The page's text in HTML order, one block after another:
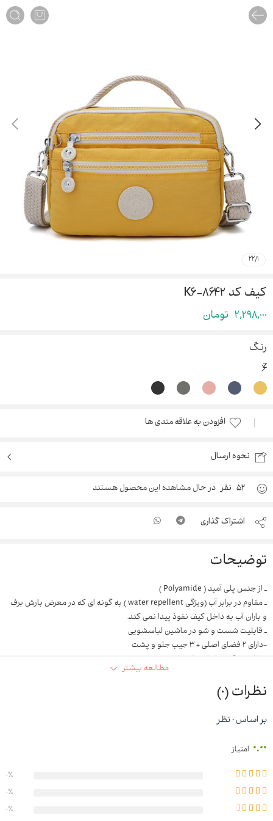
1
/
22
کیف کد ۸۶۴۲-K۶
2,298,000 تومان
رنگ
افزودن به علاقه مندی ها
نحوه ارسال
52 نفر در حال مشاهده این محصول هستند
اشتراک گذاری
توضیحات
ـ از جنس پلی آمید ( Polyamide )
ـ مقاوم در برابر آب (ویژگی water repellent ) به گونه ای که در معرض بارش برف
و باران آب به داخل کیف نفوذ پیدا نمی کند.
ـ قابلیت شست و شو در ماشین لباسشویی
-دارای ۲ فضای اصلی + ۳ جیب جلو و پشت
مطالعه بیشتر
نظرات (0)
بر اساس 0 نظر
0.00 امتیاز
0%
0%
0%